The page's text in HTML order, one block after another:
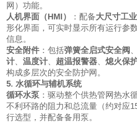
网）功能。
人机界面（HMI）
：配备大尺寸工
形化界面，可实时显示所有运行参
信息。
安全附件 ：包括弹簧全启式安全阀 、
计、温度计、 超温报警器、熄火保
构成多层次的安全防护网。
5. 水循环与辅机系统
循环水泵 ：驱动整个供热管网热水
不利环路的阻力和总流量（约对应
行选型，并配备备用泵。